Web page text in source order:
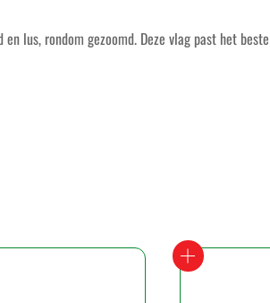
lus, rondom gezoomd. Deze vlag past het